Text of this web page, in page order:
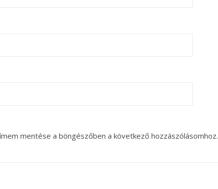
mentése a böngészőben a következő hozzászólásomhoz.